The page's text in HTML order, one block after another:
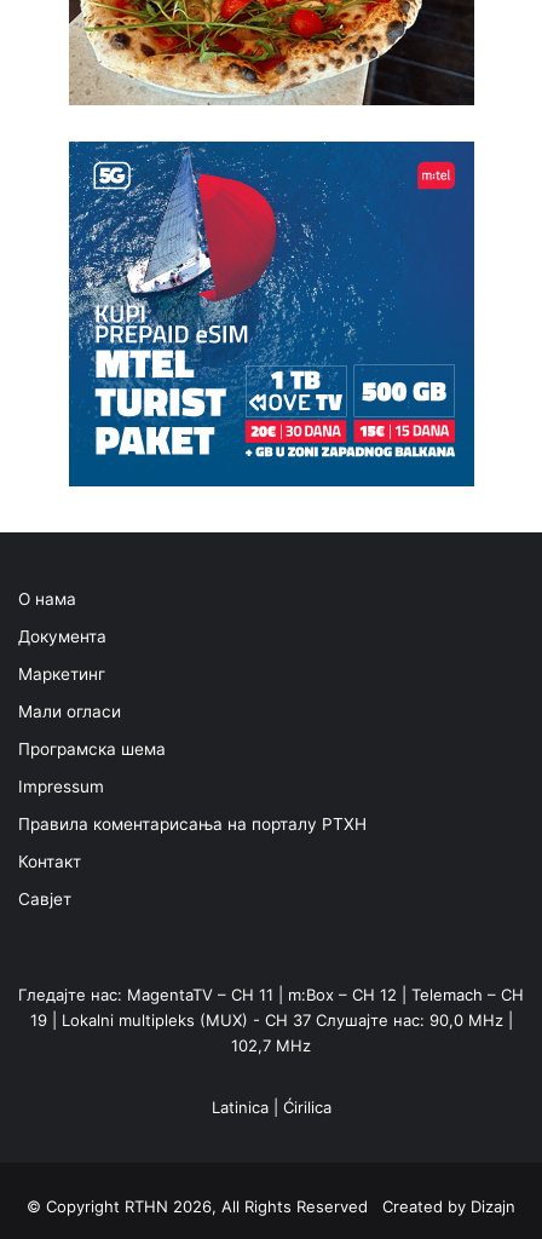
О нама
Документа
Маркетинг
Мали огласи
Програмска шема
Impressum
Правила коментарисања на порталу РТХН
Контакт
Савјет
Гледајте нас: MagentaTV – CH 11 | m:Box – CH 12 | Telemach – CH
19 | Lokalni multipleks (MUX) - CH 37 Слушајте нас: 90,0 MHz |
102,7 MHz
Latinica| Ćirilica
© Copyright RTHN 2026, All Rights Reserved Created by Dizajn